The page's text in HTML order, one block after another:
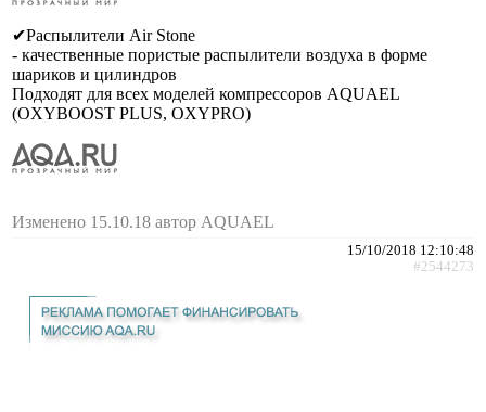
✔Распылители Air Stone
- качественные пористые распылители воздуха в форме
шариков и цилиндров
Подходят для всех моделей компрессоров AQUAEL
(OXYBOOST PLUS, OXYPRO)
Изменено 15.10.18 автор AQUAEL
15/10/2018 12:10:48
#2544273